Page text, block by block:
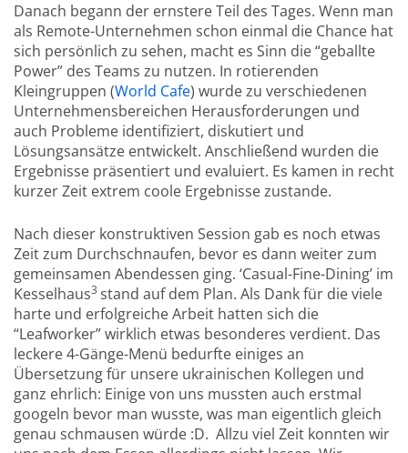
Danach begann der ernstere Teil des Tages. Wenn man
als Remote-Unternehmen schon einmal die Chance hat
sich persönlich zu sehen, macht es Sinn die “geballte
Power” des Teams zu nutzen. In rotierenden
Kleingruppen (World Cafe) wurde zu verschiedenen
Unternehmensbereichen Herausforderungen und
auch Probleme identifiziert, diskutiert und
Lösungsansätze entwickelt. Anschließend wurden die
Ergebnisse präsentiert und evaluiert. Es kamen in recht
kurzer Zeit extrem coole Ergebnisse zustande.
Nach dieser konstruktiven Session gab es noch etwas
Zeit zum Durchschnaufen, bevor es dann weiter zum
gemeinsamen Abendessen ging. ‘Casual-Fine-Dining’ im
Kesselhaus3 stand auf dem Plan. Als Dank für die viele
harte und erfolgreiche Arbeit hatten sich die
“Leafworker” wirklich etwas besonderes verdient. Das
leckere 4-Gänge-Menü bedurfte einiges an
Übersetzung für unsere ukrainischen Kollegen und
ganz ehrlich: Einige von uns mussten auch erstmal
googeln bevor man wusste, was man eigentlich gleich
genau schmausen würde :D. Allzu viel Zeit konnten wir